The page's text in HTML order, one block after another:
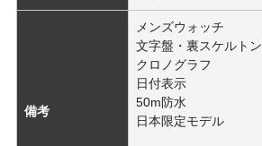
備考
メンズウォッチ
文字盤・裏スケルトン
クロノグラフ
日付表示
50m防水
日本限定モデル